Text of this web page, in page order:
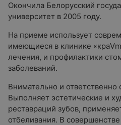
Окончила Белорусский
университет в 2005 году.
На приеме использует
имеющиеся в клинике
лечения, и профилактики
заболеваний.
Внимательно и ответственно
Выполняет эстетические и
реставраций зубов,
отбеливания. В